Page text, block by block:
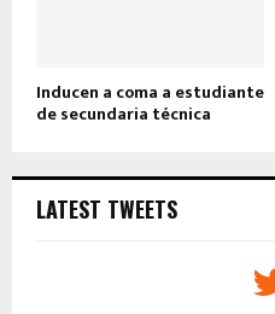
Inducen a coma a estudiante
de secundaria técnica
LATEST TWEETS